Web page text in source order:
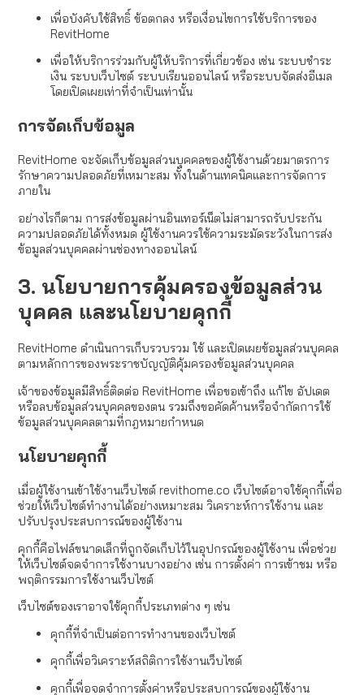
เพื่อบังคับใช้สิทธิ์ ข้อตกลง หรือเงื่อนไขการใช้บริการของ
RevitHome
เพื่อให้บริการร่วมกับผู้ให้บริการที่เกี่ยวข้อง เช่น ระบบชำระ
เงิน ระบบเว็บไซต์ ระบบเรียนออนไลน์ หรือระบบจัดส่งอีเมล
โดยเปิดเผยเท่าที่จำเป็นเท่านั้น
การจัดเก็บข้อมูล
RevitHome จะจัดเก็บข้อมูลส่วนบุคคลของผู้ใช้งานด้วยมาตรการ
รักษาความปลอดภัยที่เหมาะสม ทั้งในด้านเทคนิคและการจัดการ
ภายใน
อย่างไรก็ตาม การส่งข้อมูลผ่านอินเทอร์เน็ตไม่สามารถรับประกัน
ความปลอดภัยได้ทั้งหมด ผู้ใช้งานควรใช้ความระมัดระวังในการส่ง
ข้อมูลส่วนบุคคลผ่านช่องทางออนไลน์
3. นโยบายการคุ้มครองข้อมูลส่วน
บุคคล และนโยบายคุกกี้
RevitHome ดำเนินการเก็บรวบรวม ใช้ และเปิดเผยข้อมูลส่วนบุคคล
ตามหลักการของพระราชบัญญัติคุ้มครองข้อมูลส่วนบุคคล
เจ้าของข้อมูลมีสิทธิ์ติดต่อ RevitHome เพื่อขอเข้าถึง แก้ไข อัปเดต
หรือลบข้อมูลส่วนบุคคลของตน รวมถึงขอคัดค้านหรือจำกัดการใช้
ข้อมูลส่วนบุคคลตามที่กฎหมายกำหนด
นโยบายคุกกี้
เมื่อผู้ใช้งานเข้าใช้งานเว็บไซต์ revithome.co เว็บไซต์อาจใช้คุกกี้เพื่อ
ช่วยให้เว็บไซต์ทำงานได้อย่างเหมาะสม วิเคราะห์การใช้งาน และ
ปรับปรุงประสบการณ์ของผู้ใช้งาน
คุกกี้คือไฟล์ขนาดเล็กที่ถูกจัดเก็บไว้ในอุปกรณ์ของผู้ใช้งาน เพื่อช่วย
ให้เว็บไซต์จดจำการใช้งานบางอย่าง เช่น การตั้งค่า การเข้าชม หรือ
พฤติกรรมการใช้งานเว็บไซต์
เว็บไซต์ของเราอาจใช้คุกกี้ประเภทต่าง ๆ เช่น
คุกกี้ที่จำเป็นต่อการทำงานของเว็บไซต์
คุกกี้เพื่อวิเคราะห์สถิติการใช้งานเว็บไซต์
คุกกี้เพื่อจดจำการตั้งค่าหรือประสบการณ์ของผู้ใช้งาน